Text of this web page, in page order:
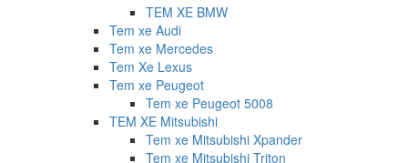
TEM XE BMW
Tem xe Audi
Tem xe Mercedes
Tem Xe Lexus
Tem xe Peugeot
Tem xe Peugeot 5008
TEM XE Mitsubishi
Tem xe Mitsubishi Xpander
Tem xe Mitsubishi Triton